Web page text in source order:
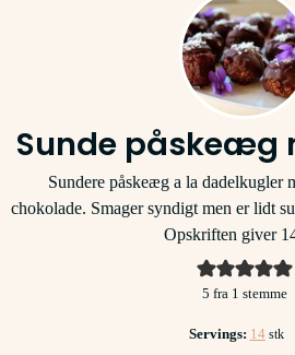
Sunde påskeæg
Sundere påskeæg a la dadelkugler
chokolade. Smager syndigt men er lidt
Opskriften giver
5 fra 1 stemme
Servings: 14 stk